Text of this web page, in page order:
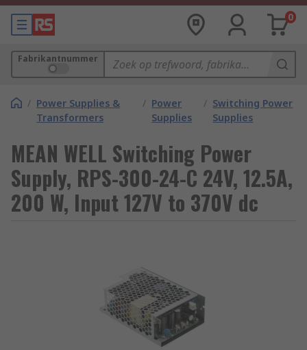
0
Fabrikantnummer
/ Power Supplies &
Transformers
/ Power
Supplies
/ Switching Power
Supplies
MEAN WELL Switching Power
Supply, RPS-300-24-C 24V, 12.5A,
200 W, Input 127V to 370V dc